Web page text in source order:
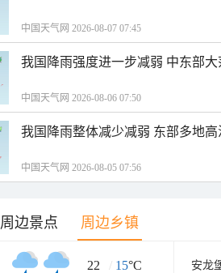
中国天气网 2026-08-07 07:45
我国降雨强度进一步减弱 中东部
中国天气网 2026-08-06 07:50
我国降雨整体减少减弱 东部多地
中国天气网 2026-08-05 07:56
周边景点 周边乡镇
22 / 15°C 安龙